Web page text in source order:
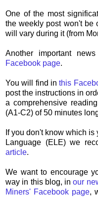
One of the most
the weekly post won't be
will vary during it (from
Another important
Facebook page.
You will find inthis
post the instructions in
a comprehensive
(A1-C2) of 50 minutes
If you don't know which
Language (ELE) we
article.
We want to encourage
way in this blog, inour
Miners' Facebook page,